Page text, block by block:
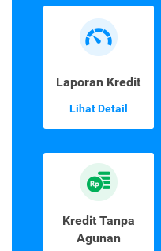
Laporan Kredit
Lihat Detail
Kredit Tanpa
Agunan